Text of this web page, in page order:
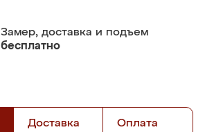
Замер, доставка и подъем
бесплатно
Доставка Оплата